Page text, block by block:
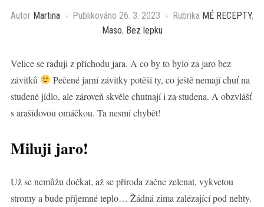
Autor Martina Publikováno 26. 3. 2023 Rubrika MÉ RECEPTY,
Maso, Bez lepku
Velice se raduji z příchodu jara. A co by to bylo za jaro bez
závitků
Pečené jarní závitky potěší ty, co ještě nemají chuť na
studené jídlo, ale zároveň skvěle chutnají i za studena. A obzvlášť
s arašídovou omáčkou. Ta nesmí chybět!
Miluji jaro!
Už se nemůžu dočkat, až se příroda začne zelenat, vykvetou
stromy a bude příjemné teplo… Žádná zima zalézající pod nehty.